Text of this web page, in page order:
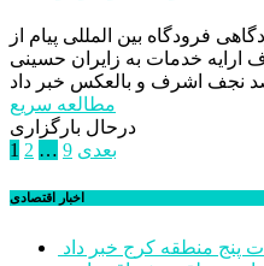
فرودگاه بین المللی پیام از
با هدف ارایه خدمات به زایران حسینی
مطالعه سریع
درحال بارگزاری
صفحه‌بندی
نوشته‌ها
1 2 … 9 بعدی
اخبار اقتصادی
پنج منطقه کرج خبر داد